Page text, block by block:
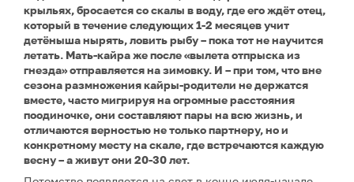
крыльях, бросается со скалы в воду, где его ждёт отец,
который в течение следующих 1-2 месяцев учит
детёныша нырять, ловить рыбу – пока тот не научится
летать. Мать-кайра же после «вылета отпрыска из
гнезда» отправляется на зимовку. И – при том, что вне
сезона размножения кайры-родители не держатся
вместе, часто мигрируя на огромные расстояния
поодиночке, они составляют пары на всю жизнь, и
отличаются верностью не только партнеру, но и
конкретному месту на скале, где встречаются каждую
весну – а живут они 20-30 лет.